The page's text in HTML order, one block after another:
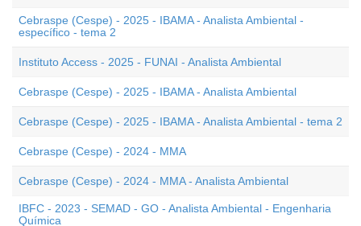
Cebraspe (Cespe) - 2025 - IBAMA - Analista Ambiental -
específico - tema 2
Instituto Access - 2025 - FUNAI - Analista Ambiental
Cebraspe (Cespe) - 2025 - IBAMA - Analista Ambiental
Cebraspe (Cespe) - 2025 - IBAMA - Analista Ambiental - tema 2
Cebraspe (Cespe) - 2024 - MMA
Cebraspe (Cespe) - 2024 - MMA - Analista Ambiental
IBFC - 2023 - SEMAD - GO - Analista Ambiental - Engenharia
Química